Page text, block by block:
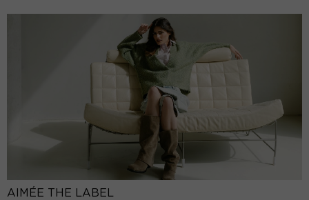
AIMÉE THE LABEL